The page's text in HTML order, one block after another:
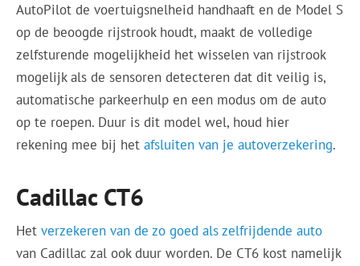
AutoPilot de voertuigsnelheid handhaaft en de Model S
op de beoogde rijstrook houdt, maakt de volledige
zelfsturende mogelijkheid het wisselen van rijstrook
mogelijk als de sensoren detecteren dat dit veilig is,
automatische parkeerhulp en een modus om de auto
op te roepen. Duur is dit model wel, houd hier
rekening mee bij hetafsluiten van je autoverzekering.
Cadillac CT6
Hetverzekeren van de zo goed als zelfrijdende auto
van Cadillac zal ook duur worden. De CT6 kost namelijk